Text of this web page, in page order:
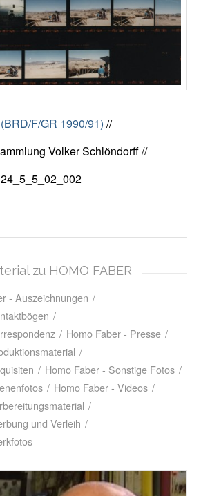
F/GR 1990/91) //
Volker Schlöndorff //
zu HOMO FABER
- Auszeichnungen /
/
/ Homo Faber - Presse /
/
/ Homo Faber - Sonstige Fotos /
/ Homo Faber - Videos /
/
und Verleih /